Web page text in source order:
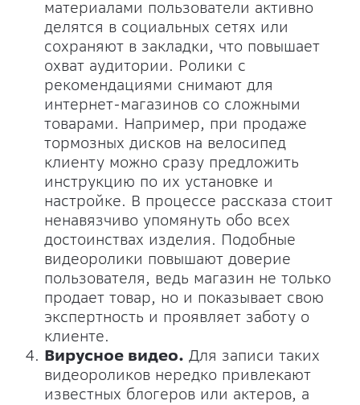
материалами пользователи активно
делятся в социальных сетях или
сохраняют в закладки, что повышает
охват аудитории. Ролики с
рекомендациями снимают для
интернет-магазинов со сложными
товарами. Например, при продаже
тормозных дисков на велосипед
клиенту можно сразу предложить
инструкцию по их установке и
настройке. В процессе рассказа стоит
ненавязчиво упомянуть обо всех
достоинствах изделия. Подобные
видеоролики повышают доверие
пользователя, ведь магазин не только
продает товар, но и показывает свою
экспертность и проявляет заботу о
клиенте.
Вирусное видео. Для записи таких
видеороликов нередко привлекают
известных блогеров или актеров, а